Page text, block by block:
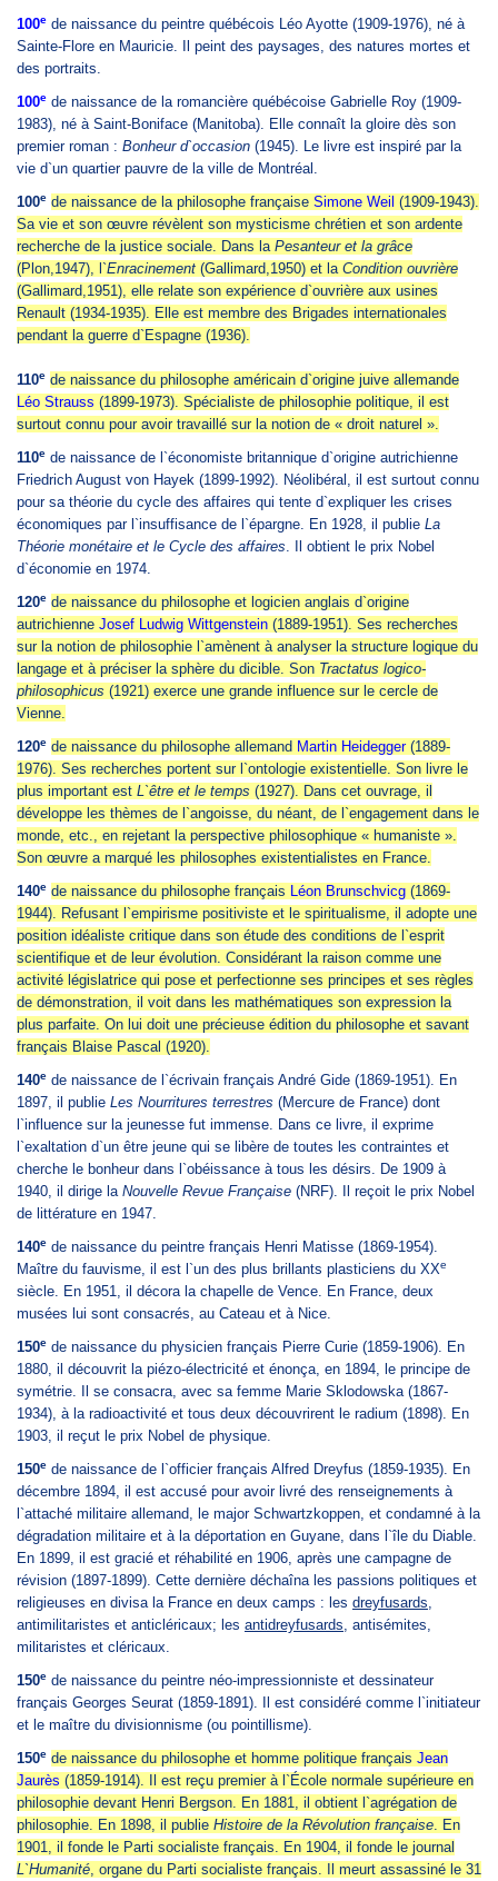
100e de naissance du peintre québécois Léo Ayotte (1909-1976), né à
Sainte-Flore en Mauricie. Il peint des paysages, des natures mortes et
des portraits.
100e de naissance de la romancière québécoise Gabrielle Roy (1909-
1983), né à Saint-Boniface (Manitoba). Elle connaît la gloire dès son
premier roman : Bonheur d`occasion (1945). Le livre est inspiré par la
vie d`un quartier pauvre de la ville de Montréal.
100e de naissance de la philosophe française Simone Weil (1909-1943).
Sa vie et son œuvre révèlent son mysticisme chrétien et son ardente
recherche de la justice sociale. Dans la Pesanteur et la grâce
(Plon,1947), l`Enracinement (Gallimard,1950) et la Condition ouvrière
(Gallimard,1951), elle relate son expérience d`ouvrière aux usines
Renault (1934-1935). Elle est membre des Brigades internationales
pendant la guerre d`Espagne (1936).
110e de naissance du philosophe américain d`origine juive allemande
Léo Strauss (1899-1973). Spécialiste de philosophie politique, il est
surtout connu pour avoir travaillé sur la notion de « droit naturel ».
110e de naissance de l`économiste britannique d`origine autrichienne
Friedrich August von Hayek (1899-1992). Néolibéral, il est surtout connu
pour sa théorie du cycle des affaires qui tente d`expliquer les crises
économiques par l`insuffisance de l`épargne. En 1928, il publie La
Théorie monétaire et le Cycle des affaires. Il obtient le prix Nobel
d`économie en 1974.
120e de naissance du philosophe et logicien anglais d`origine
autrichienne Josef Ludwig Wittgenstein (1889-1951). Ses recherches
sur la notion de philosophie l`amènent à analyser la structure logique du
langage et à préciser la sphère du dicible. Son Tractatus logico-
philosophicus (1921) exerce une grande influence sur le cercle de
Vienne.
120e de naissance du philosophe allemand Martin Heidegger(1889-
1976). Ses recherches portent sur l`ontologie existentielle. Son livre le
plus important est L`être et le temps (1927). Dans cet ouvrage, il
développe les thèmes de l`angoisse, du néant, de l`engagement dans le
monde, etc., en rejetant la perspective philosophique « humaniste ».
Son œuvre a marqué les philosophes existentialistes en France.
140e de naissance du philosophe français Léon Brunschvicg (1869-
1944). Refusant l`empirisme positiviste et le spiritualisme, il adopte une
position idéaliste critique dans son étude des conditions de l`esprit
scientifique et de leur évolution. Considérant la raison comme une
activité législatrice qui pose et perfectionne ses principes et ses règles
de démonstration, il voit dans les mathématiques son expression la
plus parfaite. On lui doit une précieuse édition du philosophe et savant
français Blaise Pascal (1920).
140e de naissance de l`écrivain français André Gide (1869-1951). En
1897, il publie Les Nourritures terrestres (Mercure de France) dont
l`influence sur la jeunesse fut immense. Dans ce livre, il exprime
l`exaltation d`un être jeune qui se libère de toutes les contraintes et
cherche le bonheur dans l`obéissance à tous les désirs. De 1909 à
1940, il dirige la Nouvelle Revue Française (NRF). Il reçoit le prix Nobel
de littérature en 1947.
140e de naissance du peintre français Henri Matisse (1869-1954).
Maître du fauvisme, il est l`un des plus brillants plasticiens du XXe
siècle. En 1951, il décora la chapelle de Vence. En France, deux
musées lui sont consacrés, au Cateau et à Nice.
150e de naissance du physicien français Pierre Curie (1859-1906). En
1880, il découvrit la piézo-électricité et énonça, en 1894, le principe de
symétrie. Il se consacra, avec sa femme Marie Sklodowska (1867-
1934), à la radioactivité et tous deux découvrirent le radium (1898). En
1903, il reçut le prix Nobel de physique.
150e de naissance de l`officier français Alfred Dreyfus (1859-1935). En
décembre 1894, il est accusé pour avoir livré des renseignements à
l`attaché militaire allemand, le major Schwartzkoppen, et condamné à la
dégradation militaire et à la déportation en Guyane, dans l`île du Diable.
En 1899, il est gracié et réhabilité en 1906, après une campagne de
révision (1897-1899). Cette dernière déchaîna les passions politiques et
religieuses en divisa la France en deux camps : les dreyfusards,
antimilitaristes et anticléricaux; les antidreyfusards, antisémites,
militaristes et cléricaux.
150e de naissance du peintre néo-impressionniste et dessinateur
français Georges Seurat (1859-1891). Il est considéré comme l`initiateur
et le maître du divisionnisme (ou pointillisme).
150e de naissance du philosophe et homme politique français Jean
Jaurès (1859-1914). Il est reçu premier à l`École normale supérieure en
philosophie devant Henri Bergson. En 1881, il obtient l`agrégation de
philosophie. En 1898, il publie Histoire de la Révolution française. En
1901, il fonde le Parti socialiste français. En 1904, il fonde le journal
L`Humanité, organe du Parti socialiste français. Il meurt assassiné le 31